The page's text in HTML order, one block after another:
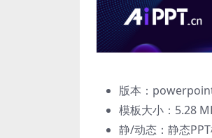
版本：
模板大小： 5.28
静/动态：静态